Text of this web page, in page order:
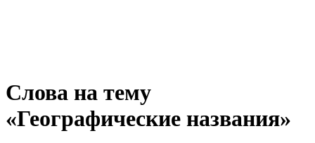
Слова на тему
«Географические названия»